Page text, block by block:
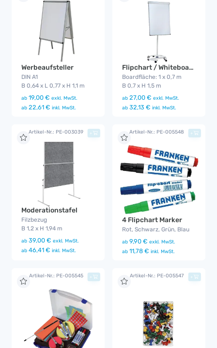
Werbeaufsteller
DIN A1
B 0,64 x L 0,77 x H 1,1 m
ab 19,00 € exkl. MwSt.
ab 22,61 € inkl. MwSt.
Flipchart / Whiteboard
Boardfläche: 1 x 0,7 m
B 0,7 x H 1,5 m
ab 27,00 € exkl. MwSt.
ab 32,13 € inkl. MwSt.
Artikel-Nr.: PE-003039
Moderationstafel
Filzbezug
B 1,2 x H 1,94 m
ab 39,00 € exkl. MwSt.
ab 46,41 € inkl. MwSt.
+ Artikel-Nr.: PE-005548
4 Flipchart Marker
Rot, Schwarz, Grün, Blau
ab 9,90 € exkl. MwSt.
ab 11,78 € inkl. MwSt.
+
Artikel-Nr.: PE-005545 + Artikel-Nr.: PE-005547 +